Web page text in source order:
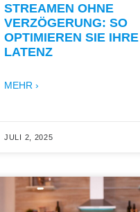
STREAMEN OHNE
VERZÖGERUNG: SO
OPTIMIEREN SIE IHRE
LATENZ
MEHR ›
JULI 2, 2025